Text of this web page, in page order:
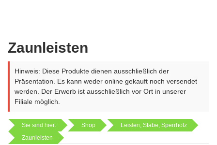
Zaunleisten
Hinweis: Diese Produkte dienen ausschließlich der
Präsentation. Es kann weder online gekauft noch versendet
werden. Der Erwerb ist ausschließlich vor Ort in unserer
Filiale möglich.
Sie sind hier: Shop
Leisten, Stäbe, Sperrholz
Zaunleisten